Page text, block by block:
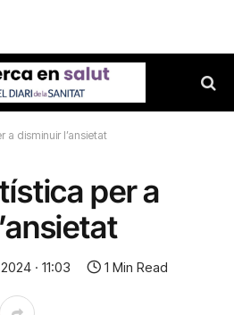
a disminuir l’ansietat
per a
· 11:03 1 Min Read